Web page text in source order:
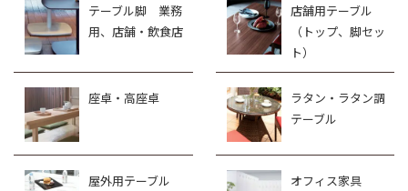
テーブル脚 業務
用、店舗・飲食店
店舗用テーブル
（トップ、脚セッ
ト）
座卓・高座卓
ラタン・ラタン調
テーブル
屋外用テーブル オフィス家具